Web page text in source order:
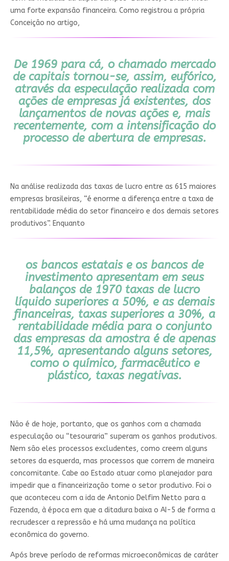
uma forte expansão financeira. Como registrou a própria
Conceição no artigo,
De 1969 para cá, o chamado mercado
de capitais tornou-se, assim, eufórico,
através da especulação realizada com
ações de empresas já existentes, dos
lançamentos de novas ações e, mais
recentemente, com a intensificação do
processo de abertura de empresas.
Na análise realizada das taxas de lucro entre as 615 maiores
empresas brasileiras, “é enorme a diferença entre a taxa de
rentabilidade média do setor financeiro e dos demais setores
produtivos”. Enquanto
os bancos estatais e os bancos de
investimento apresentam em seus
balanços de 1970 taxas de lucro
líquido superiores a 50%, e as demais
financeiras, taxas superiores a 30%, a
rentabilidade média para o conjunto
das empresas da amostra é de apenas
11,5%, apresentando alguns setores,
como o químico, farmacêutico e
plástico, taxas negativas.
Não é de hoje, portanto, que os ganhos com a chamada
especulação ou “tesouraria” superam os ganhos produtivos.
Nem são eles processos excludentes, como creem alguns
setores da esquerda, mas processos que correm de maneira
concomitante. Cabe ao Estado atuar como planejador para
impedir que a financeirização tome o setor produtivo. Foi o
que aconteceu com a ida de Antonio Delfim Netto para a
Fazenda, à época em que a ditadura baixa o AI-5 de forma a
recrudescer a repressão e há uma mudança na política
econômica do governo.
Após breve período de reformas microeconômicas de caráter